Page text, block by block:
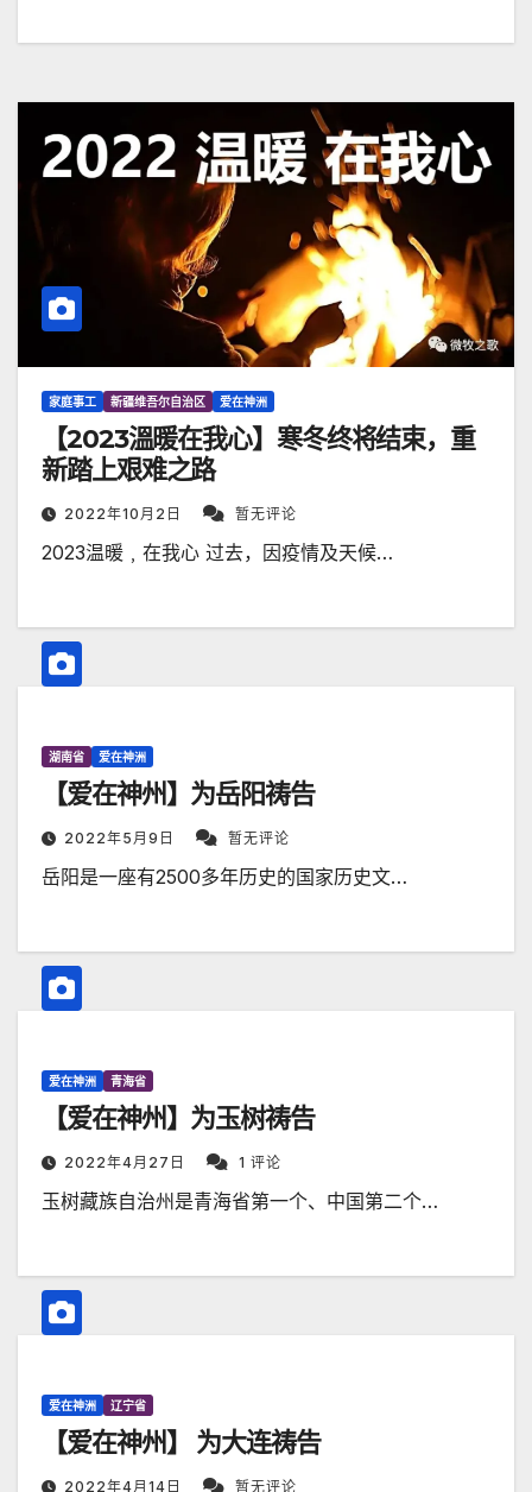
家庭事工 新疆维吾尔自治区 爱在神洲
【2023溫暖在我心】寒冬终将结束，重
新踏上艰难之路
2022年10月2日 暂无评论
2023温暖﹐在我心 过去，因疫情及天候…
湖南省 爱在神洲
【爱在神州】为岳阳祷告
2022年5月9日 暂无评论
岳阳是一座有2500多年历史的国家历史文…
爱在神洲 青海省
【爱在神州】为玉树祷告
2022年4月27日 1 评论
玉树藏族自治州是青海省第一个、中国第二个…
爱在神洲 辽宁省
【爱在神州】 为大连祷告
2022年4月14日 暂无评论